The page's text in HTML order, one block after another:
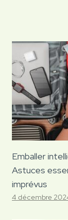
Emballer
Astuces
imprévus
4 décembre